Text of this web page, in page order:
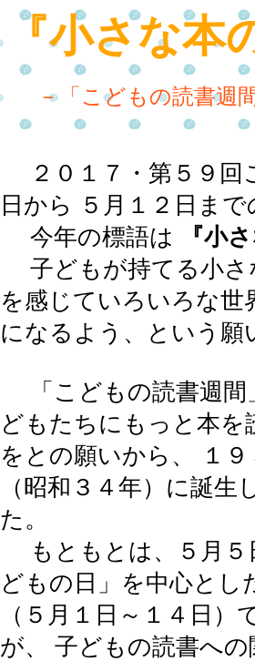
『小さな本
－「こどもの読書週
２０１７・第５９回
日から ５月１２日ま
今年の標語は
『小
子どもが持てる小さ
を感じていろいろな世
になるよう、という
「こどもの読書週間
どもたちにもっと本を
をとの願いから、 １９
（昭和３４年）に誕生
た。
もともとは、５月５
どもの日」を中心とし
（５月１日～１４日）
が、 子どもの読書への